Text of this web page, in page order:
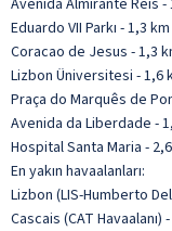
Eduardo VII Parkı - 1,3
Coracao de Jesus - 1,3
Lizbon Üniversitesi - 1,6
Praça do Marquês de
Avenida da Liberdade -
Hospital Santa Maria -
En yakın havaalanları:
Lizbon (LIS-Humberto
Cascais (CAT Havaalanı)